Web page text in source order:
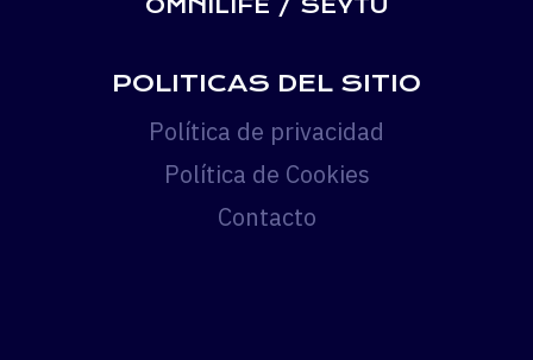
POLITICAS DEL SITIO
Política de privacidad
Política de Cookies
Contacto